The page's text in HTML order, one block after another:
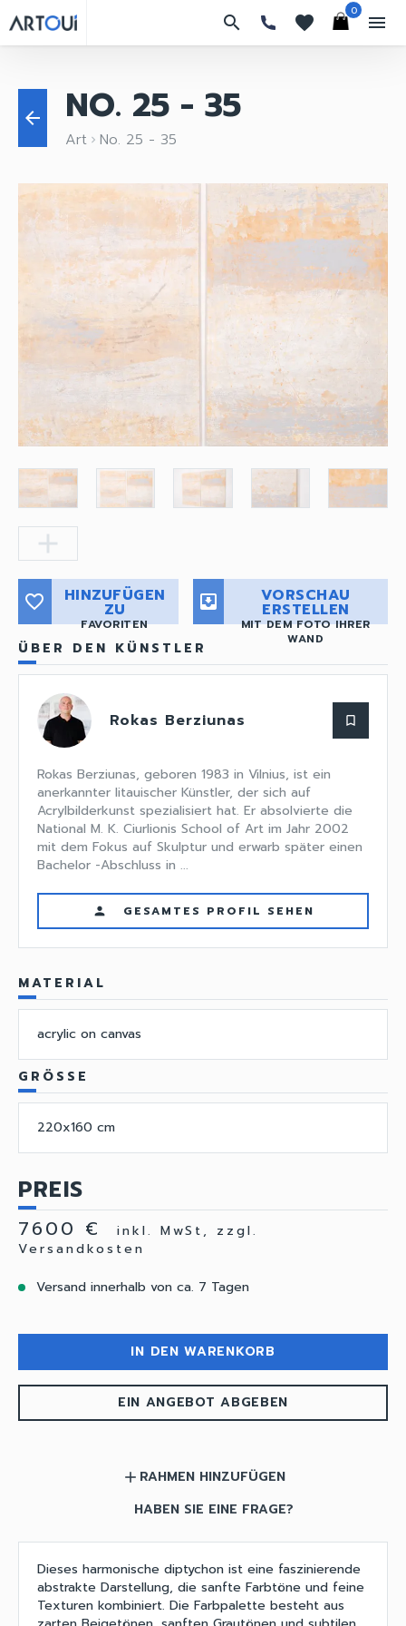
search favorites
0
menu
arrow_back NO. 25 - 35
Art keyboard_arrow_right No. 25 - 35
add
favorite_border HINZUFÜGEN
ZU
FAVORITEN
move_to_inbox VORSCHAU
ERSTELLEN
MIT DEM FOTO IHRER
WAND
ÜBER DEN KÜNSTLER
Rokas Berziunas bookmark_border
Rokas Berziunas, geboren 1983 in Vilnius, ist ein
anerkannter litauischer Künstler, der sich auf
Acrylbilderkunst spezialisiert hat. Er absolvierte die
National M. K. Ciurlionis School of Art im Jahr 2002
mit dem Fokus auf Skulptur und erwarb später einen
Bachelor -Abschluss in ...
person GESAMTES PROFIL SEHEN
MATERIAL
acrylic on canvas
GRÖSSE
220x160 cm
PREIS
7600 €
inkl. MwSt, zzgl.
Versandkosten
Versand innerhalb von ca. 7 Tagen
IN DEN WARENKORB
EIN ANGEBOT ABGEBEN
add RAHMEN HINZUFÜGEN
HABEN SIE EINE FRAGE?
Dieses harmonische diptychon ist eine faszinierende
abstrakte Darstellung, die sanfte Farbtöne und feine
Texturen kombiniert. Die Farbpalette besteht aus